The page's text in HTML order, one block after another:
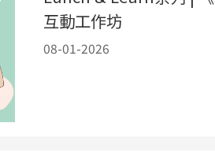
互動工作坊
08-01-2026